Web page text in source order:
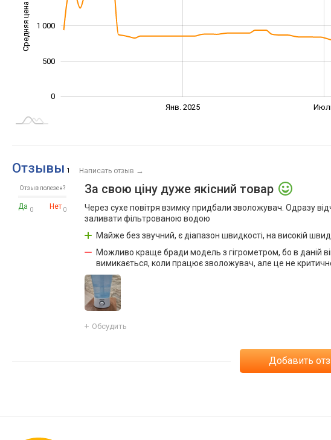
Средняя цена 1 000
0
500
1 000
Янв. 2025
Отзывы 1 Написать отзыв →
Отзыв полезен?
Да 0 Нет 0
За свою ціну дуже якісний товар
Через сухе повітря взимку придбали зволожувач. Одразу
заливати фільтрованою водою
Майже без звучний, є діапазон швидкості, на високій
Можливо краще бради модель з гігрометром, бо в даній
вимикається, коли працює зволожувач, але це не
Обсудить
Добавить